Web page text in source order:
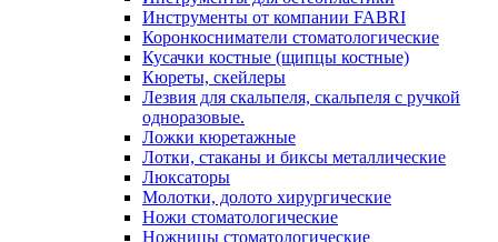
Инструменты от компании FABRI
Коронкосниматели стоматологические
Кусачки костные (щипцы костные)
Кюреты, скейлеры
Лезвия для скальпеля, скальпеля с ручкой
одноразовые.
Ложки кюретажные
Лотки, стаканы и биксы металлические
Люксаторы
Молотки, долото хирургические
Ножи стоматологические
Ножницы стоматологические